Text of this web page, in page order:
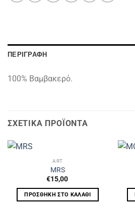
ΠΕΡΙΓΡΑΦΉ
100% Βαμβακερό.
ΣΧΕΤΙΚΆ ΠΡΟΪΌΝΤΑ
ART
MRS
€15,00
ΠΡΟΣΘΉΚΗ ΣΤΟ ΚΑΛΆΘΙ